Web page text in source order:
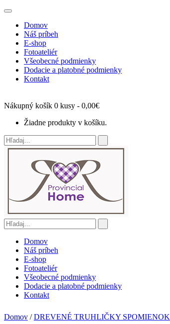
Domov
Náš príbeh
E-shop
Fotoateliér
Všeobecné podmienky
Dodacie a platobné podmienky
Kontakt
Nákupný košík 0 kusy - 0,00€
Žiadne produkty v košíku.
Domov
Náš príbeh
E-shop
Fotoateliér
Všeobecné podmienky
Dodacie a platobné podmienky
Kontakt
Domov /DREVENÉ TRUHLIČKY SPOMIENOK